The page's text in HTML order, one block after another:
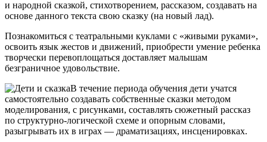
и народной сказкой, стихотворением, рассказом, создавать на
основе данного текста свою сказку (на новый лад).
Познакомиться с театральными куклами с «живыми руками»,
освоить язык жестов и движений, приобрести умение ребенка
творчески перевоплощаться доставляет малышам
безграничное удовольствие.
В течение периода обучения дети учатся
самостоятельно создавать собственные сказки методом
моделирования, с рисунками, составлять сюжетный рассказ
по структурно-логической схеме и опорным словами,
разыгрывать их в играх — драматизациях, инсценировках.